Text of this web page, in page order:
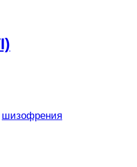
шизофрения